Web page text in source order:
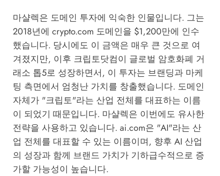
마샬렉은 도메인 투자에 익숙한 인물입니다. 그는
2018년에 crypto.com 도메인을 $1,200만에 인수
했습니다. 당시에도 이 금액은 매우 큰 것으로 여
겨졌지만, 이후 크립토닷컴이 글로벌 암호화폐 거
래소 톱5로 성장하면서, 이 투자는 브랜딩과 마케
팅 측면에서 엄청난 가치를 창출했습니다. 도메인
자체가 "크립토"라는 산업 전체를 대표하는 이름
이 되었기 때문입니다. 마샬렉은 이번에도 유사한
전략을 사용하고 있습니다. ai.com은 "AI"라는 산
업 전체를 대표할 수 있는 이름이며, 향후 AI 산업
의 성장과 함께 브랜드 가치가 기하급수적으로 증
가할 가능성이 높습니다.